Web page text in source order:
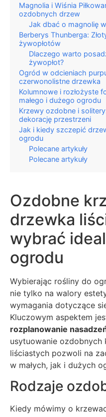
Magnolia i Wiśnia
ozdobnych drzew
Jak dbać o magnolię
Berberys Thunberga:
żywopłotów
Dlaczego warto
żywopłot?
Ogród w odcieniach
czerwonolistne drzewka
Kolumnowe i rozłożyste
małego i dużego ogrodu
Krzewy ozdobne i
dekorację przestrzeni
Jak i kiedy szczepić
ogrodu
Polecane artykuły
Polecane artykuły
Ozdobne
drzewka
wybrać
ogrodu
Wybierając rośliny do
nie tylko na walory
wymagania dotyczące
Kluczowym aspektem
rozplanowanie
usytuowanie
liściastych pozwoli na
w małych, jak i dużych
Rodzaje
Kiedy mówimy o